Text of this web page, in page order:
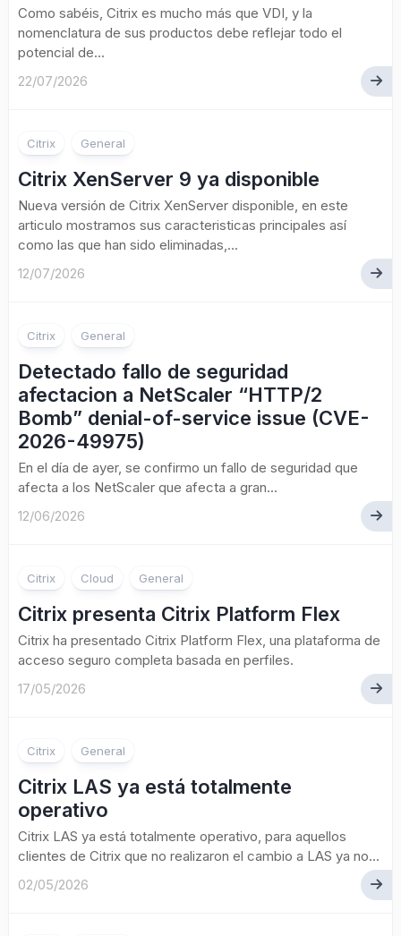
Como sabéis, Citrix es mucho más que VDI, y la
nomenclatura de sus productos debe reflejar todo el
potencial de...
22/07/2026
Citrix General
Citrix XenServer 9 ya disponible
Nueva versión de Citrix XenServer disponible, en este
articulo mostramos sus caracteristicas principales así
como las que han sido eliminadas,...
12/07/2026
Citrix General
Detectado fallo de seguridad
afectacion a NetScaler “HTTP/2
Bomb” denial-of-service issue (CVE-
2026-49975)
En el día de ayer, se confirmo un fallo de seguridad que
afecta a los NetScaler que afecta a gran...
12/06/2026
Citrix Cloud General
Citrix presenta Citrix Platform Flex
Citrix ha presentado Citrix Platform Flex, una plataforma de
acceso seguro completa basada en perfiles.
17/05/2026
Citrix General
Citrix LAS ya está totalmente
operativo
Citrix LAS ya está totalmente operativo, para aquellos
clientes de Citrix que no realizaron el cambio a LAS ya no...
02/05/2026